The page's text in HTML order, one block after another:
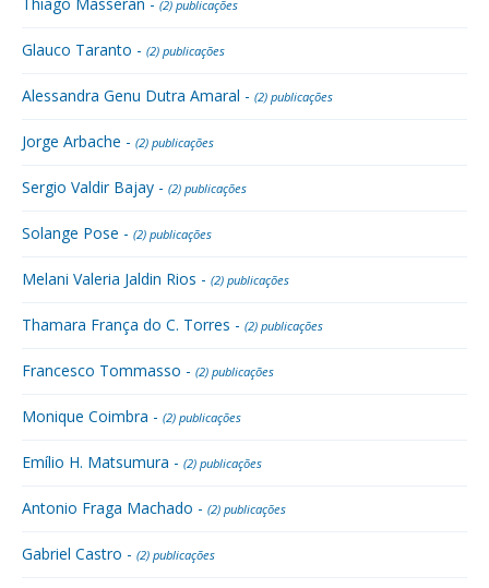
(2) publicações
Glauco Taranto - (2) publicações
Alessandra Genu Dutra Amaral - (2) publicações
Jorge Arbache - (2) publicações
Sergio Valdir Bajay - (2) publicações
Solange Pose - (2) publicações
Melani Valeria Jaldin Rios - (2) publicações
Thamara França do C. Torres - (2) publicações
Francesco Tommasso - (2) publicações
Monique Coimbra - (2) publicações
Emílio H. Matsumura - (2) publicações
Antonio Fraga Machado - (2) publicações
Gabriel Castro - (2) publicações